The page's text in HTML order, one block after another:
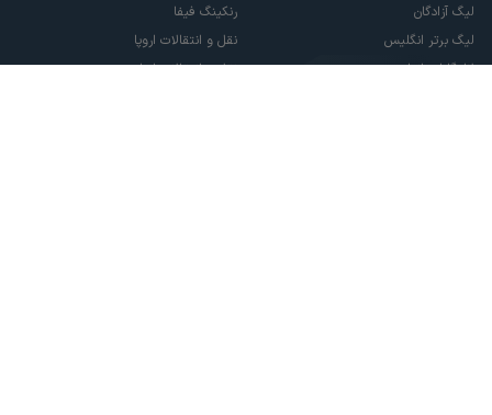
لیگ آزادگان
لیگ برتر انگلیس
لالیگا اسپانیا
رنکینگ فیفا
نقل و انتقالات اروپا
نقل و انتقالات ایران